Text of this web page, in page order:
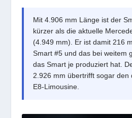
Mit 4.906 mm Länge ist der
kürzer als die aktuelle
(4.949 mm). Er ist damit 216
Smart #5 und das bei weitem
das Smart je produziert hat.
2.926 mm übertrifft sogar den
E8-Limousine.